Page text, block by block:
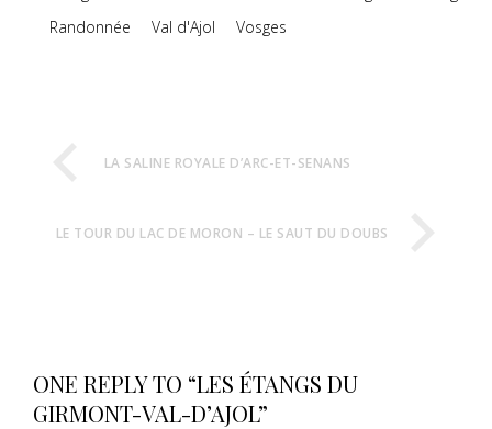
Randonnée
Val d'Ajol Vosges
LA SALINE ROYALE D’ARC-ET-SENANS
LE TOUR DU LAC DE MORON – LE SAUT DU DOUBS
ONE REPLY TO “LES ÉTANGS DU
GIRMONT-VAL-D’AJOL”